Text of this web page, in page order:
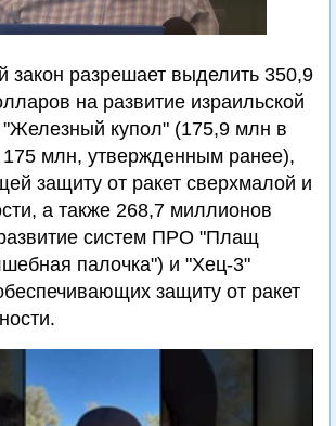
закон разрешает выделить 350,9
на развитие израильской
купол" (175,9 млн в
млн, утвержденным ранее),
защиту от ракет сверхмалой и
а также 268,7 миллионов
систем ПРО "Плащ
палочка") и "Хец-3"
защиту от ракет